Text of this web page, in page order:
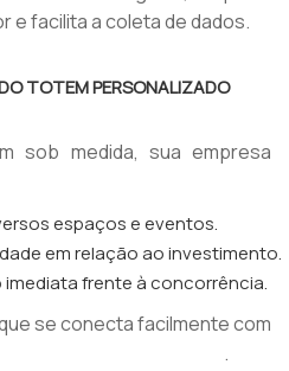
e facilita a coleta de dados.
TOTEM PERSONALIZADO
sob medida, sua empresa
espaços e eventos.
em relação ao investimento.
frente à concorrência.
se conecta facilmente com
.